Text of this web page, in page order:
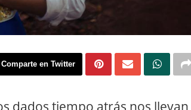
Comparte en Twitter
dados tiempo atrás nos llevan